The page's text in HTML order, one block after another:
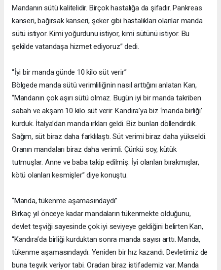
Mandanın sütü kalitelidir. Birçok hastalığa da şifadır. Pankreas
kanseri, bağırsak kanseri, şeker gibi hastalıkları olanlar manda
sütü istiyor. Kimi yoğurdunu istiyor, kimi sütünü istiyor. Bu
şekilde vatandaşa hizmet ediyoruz” dedi.
“İyi bir manda günde 10 kilo süt verir”
Bölgede manda sütü verimliliğinin nasıl arttığını anlatan Kan,
“Mandanın çok aşırı sütü olmaz. Bugün iyi bir manda takriben
sabah ve akşam 10 kilo süt verir. Kandıra’ya biz ‘manda birliği’
kurduk. İtalya’dan manda ırkları geldi. Biz bunları döllendirdik.
Sağım, süt biraz daha farklılaştı. Süt verimi biraz daha yükseldi.
Oranın mandaları biraz daha verimli. Çünkü soy, kütük
tutmuşlar. Anne ve baba takip edilmiş. İyi olanları bırakmışlar,
kötü olanları kesmişler” diye konuştu.
“Manda, tükenme aşamasındaydı”
Birkaç yıl önceye kadar mandaların tükenmekte olduğunu,
devlet teşviği sayesinde çok iyi seviyeye geldiğini belirten Kan,
“Kandıra’da birliği kurduktan sonra manda sayısı arttı. Manda,
tükenme aşamasındaydı. Yeniden bir hız kazandı. Devletimiz de
buna teşvik veriyor tabi. Oradan biraz istifademiz var. Manda